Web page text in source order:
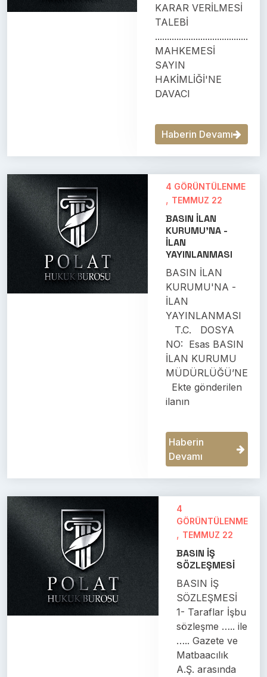
KARAR VERİLMESİ
TALEBİ
.......................................
MAHKEMESİ
SAYIN
HAKİMLİĞİ'NE
DAVACI
Haberin Devamı
4 GÖRÜNTÜLENME
, TEMMUZ 22
BASIN İLAN
KURUMU'NA -
İLAN
YAYINLANMASI
BASIN İLAN
KURUMU'NA -
İLAN
YAYINLANMASI
T.C. DOSYA
NO: Esas BASIN
İLAN KURUMU
MÜDÜRLÜĞÜ’NE
Ekte gönderilen
ilanın
Haberin
Devamı
4
GÖRÜNTÜLENME
, TEMMUZ 22
BASIN İŞ
SÖZLEŞMESİ
BASIN İŞ
SÖZLEŞMESİ
1- Taraflar İşbu
sözleşme ….. ile
….. Gazete ve
Matbaacılık
A.Ş. arasında